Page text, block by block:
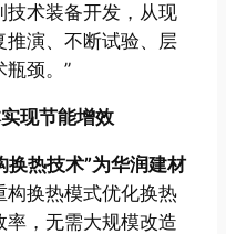
技术装备开发，从现
推演、不断试验、层
瓶颈。”
现节能增效
换热技术”为华润建材
构换热模式优化换热
，无需大规模改造